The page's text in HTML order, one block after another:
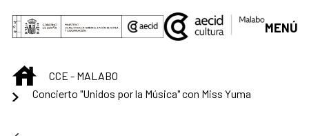
Skip to Main Content
MENÚ
INICIOCCE - MALABO
Concierto "Unidos por la Música" con Miss Yuma